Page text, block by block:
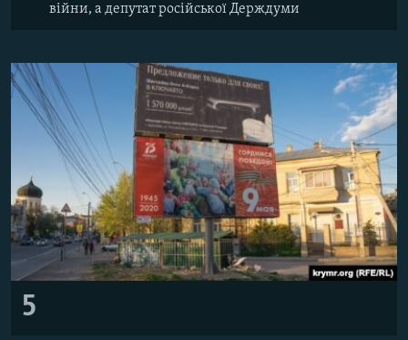
війни, а депутат російської Держдуми
5